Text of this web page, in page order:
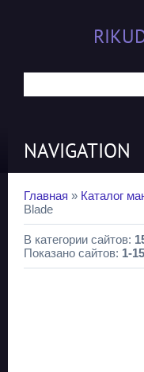
NAVIGATION
Главная » Каталог
Blade
В категории сайтов:
Показано сайтов: 1-15